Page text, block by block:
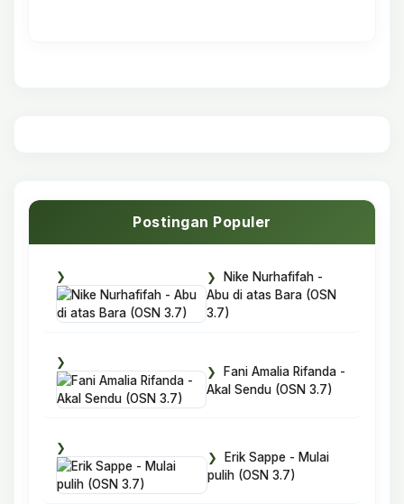
Postingan Populer
Nike Nurhafifah -
Abu di atas Bara (OSN
3.7)
Fani Amalia Rifanda -
Akal Sendu (OSN 3.7)
Erik Sappe - Mulai
pulih (OSN 3.7)